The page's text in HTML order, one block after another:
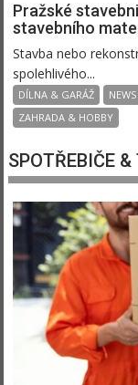
Pražské
stavebního
Stavba nebo
spolehlivého...
DÍLNA & GARÁŽ NEWS
ZAHRADA & HOBBY
SPOTŘEBIČE